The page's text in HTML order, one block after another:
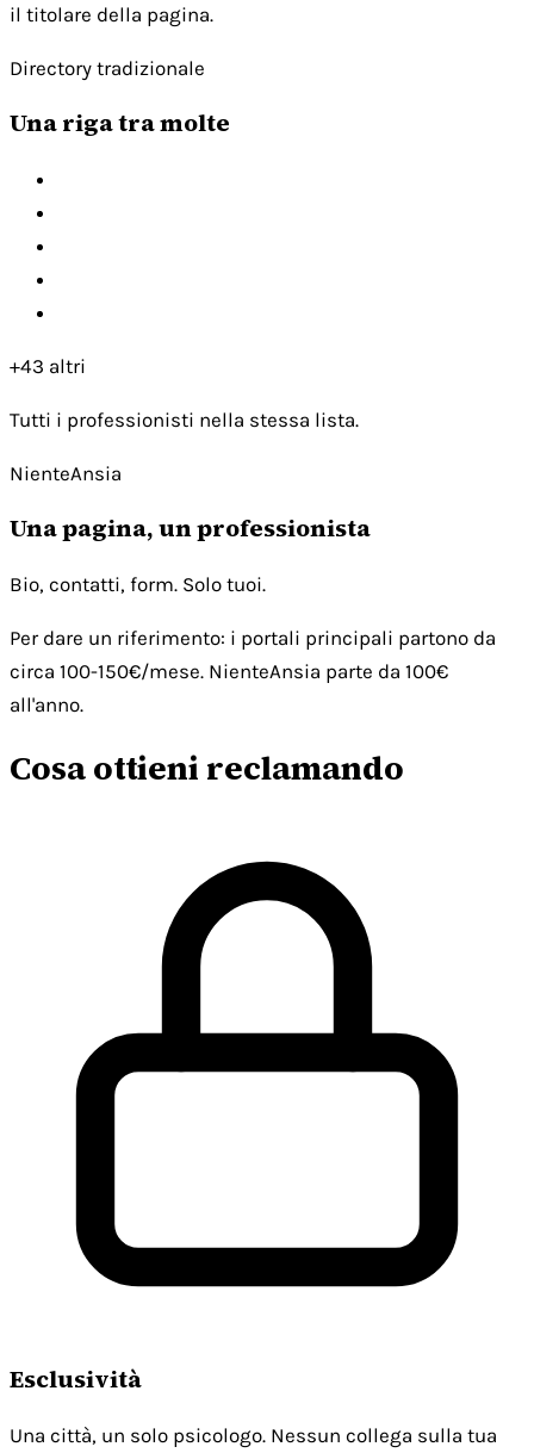
il titolare della pagina.
Directory tradizionale
Una riga tra molte
+43 altri
Tutti i professionisti nella stessa lista.
NienteAnsia
Una pagina, un professionista
Bio, contatti, form. Solo tuoi.
Per dare un riferimento: i portali principali partono da
circa 100-150€/mese. NienteAnsia parte da 100€
all'anno.
Cosa ottieni reclamando
Esclusività
Una città, un solo psicologo. Nessun collega sulla tua